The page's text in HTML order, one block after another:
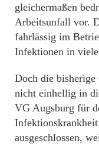
gleichermaßen
Arbeitsunfall vor.
fahrlässig im
Infektionen in
Doch die bisherige
nicht einhellig in
VG Augsburg für
ausgeschlossen,